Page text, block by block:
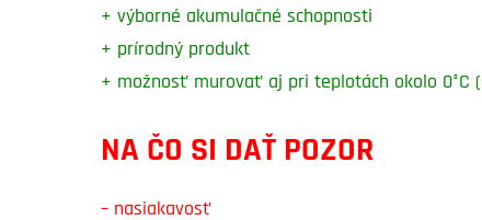
+ výborné akumulačné schopnosti
+ prírodný produkt
+ možnosť murovať aj pri teplotách okolo 0°C
NA ČO SI DAŤ POZOR
– nasiakavosť